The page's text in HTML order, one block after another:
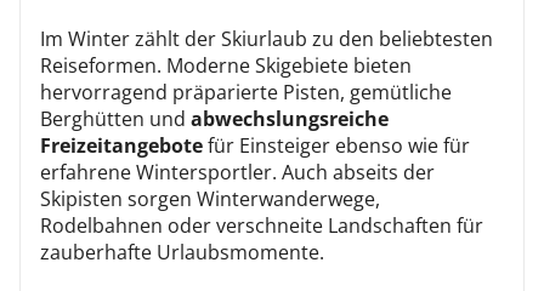
Im Winter zählt der Skiurlaub zu den beliebtesten
Reiseformen. Moderne Skigebiete bieten
hervorragend präparierte Pisten, gemütliche
Berghütten und abwechslungsreiche
Freizeitangebotefür Einsteiger ebenso wie für
erfahrene Wintersportler. Auch abseits der
Skipisten sorgen Winterwanderwege,
Rodelbahnen oder verschneite Landschaften für
zauberhafte Urlaubsmomente.